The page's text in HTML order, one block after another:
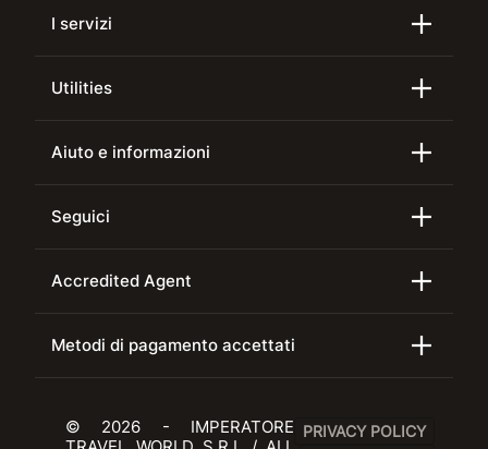
I servizi
Utilities
Aiuto e informazioni
Seguici
Accredited Agent
Metodi di pagamento accettati
© 2026 - IMPERATORE PRIVACY POLICY